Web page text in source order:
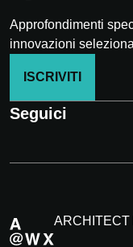
Approfondimenti
innovazioni
ISCRIVITI
Seguici
ARCHITECT